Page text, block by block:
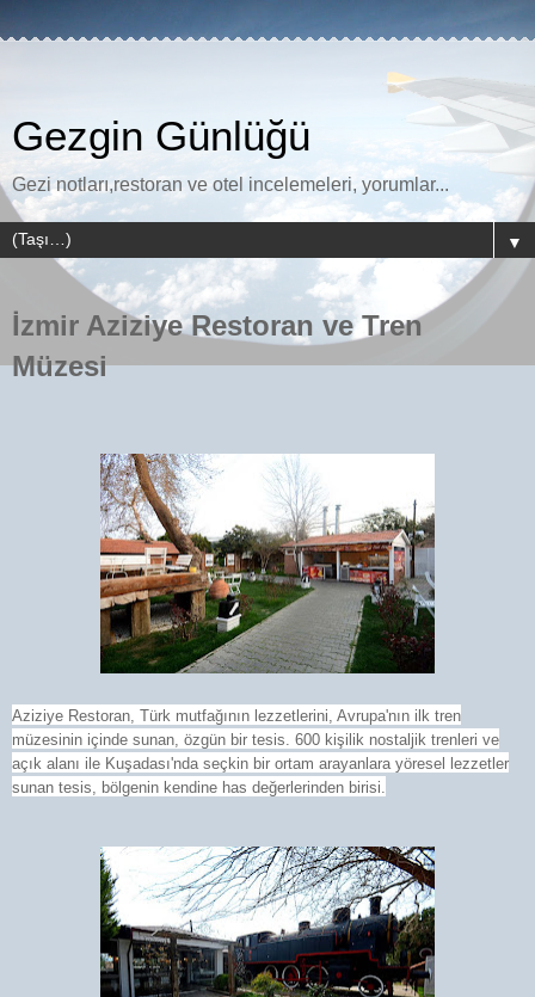
Gezgin Günlüğü
Gezi notları,restoran ve otel incelemeleri, yorumlar...
▼
İzmir Aziziye Restoran ve Tren
Müzesi
Aziziye Restoran, Türk mutfağının lezzetlerini, Avrupa'nın ilk tren
müzesinin içinde sunan, özgün bir tesis. 600 kişilik nostaljik trenleri ve
açık alanı ile Kuşadası'nda seçkin bir ortam arayanlara yöresel lezzetler
sunan tesis, bölgenin kendine has değerlerinden birisi.